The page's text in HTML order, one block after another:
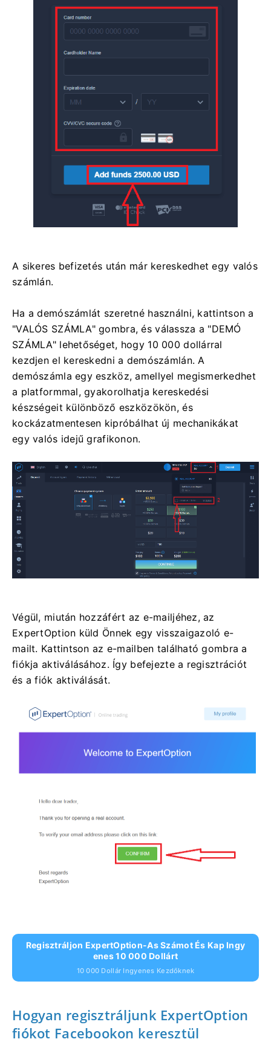
A sikeres befizetés után már kereskedhet egy valós
számlán.
Ha a demószámlát szeretné használni, kattintson a
"VALÓS SZÁMLA" gombra, és válassza a "DEMÓ
SZÁMLA" lehetőséget, hogy 10 000 dollárral
kezdjen el kereskedni a demószámlán. A
demószámla egy eszköz, amellyel megismerkedhet
a platformmal, gyakorolhatja kereskedési
készségeit különböző eszközökön, és
kockázatmentesen kipróbálhat új mechanikákat
egy valós idejű grafikonon.
Végül, miután hozzáfért az e-mailjéhez, az
ExpertOption küld Önnek egy visszaigazoló e-
mailt. Kattintson az e-mailben található gombra a
fiókja aktiválásához. Így befejezte a regisztrációt
és a fiók aktiválását.
Regisztráljon ExpertOption-As Számot És Kap Ingy
Enes 10 000 Dollárt
10 000 Dollár Ingyenes Kezdőknek
Hogyan regisztráljunk ExpertOption
fiókot Facebookon keresztül